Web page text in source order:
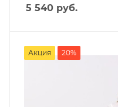
5 540 руб.
Акция 20%